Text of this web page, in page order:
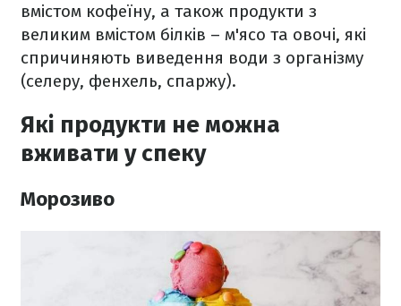
вмістом кофеїну, а також продукти з
великим вмістом білків – м'ясо та овочі, які
спричиняють виведення води з організму
(селеру, фенхель, спаржу).
Які продукти не можна
вживати у спеку
Морозиво